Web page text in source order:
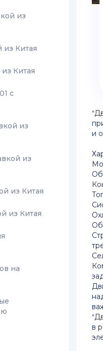
из
из Китая
Китая
с
из
из
из Китая
из Китая
на
и
в